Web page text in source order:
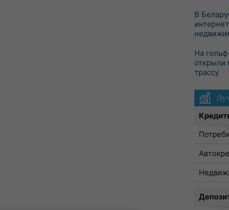
В
На
открыли
трассу